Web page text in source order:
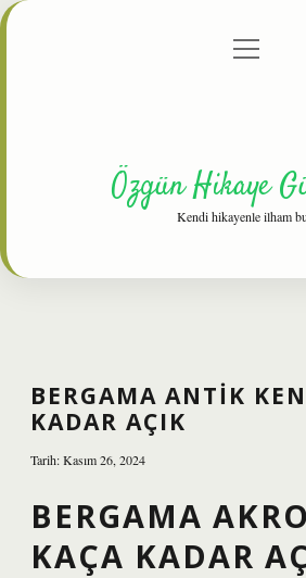
Gizlilik Politikası
menüyü
Özgün Hikaye
Kendi hikayenle ilham
BERGAMA ANTIK
KADAR AÇIK
Tarih: Kasım 26, 2024
BERGAMA
KAÇA KADAR